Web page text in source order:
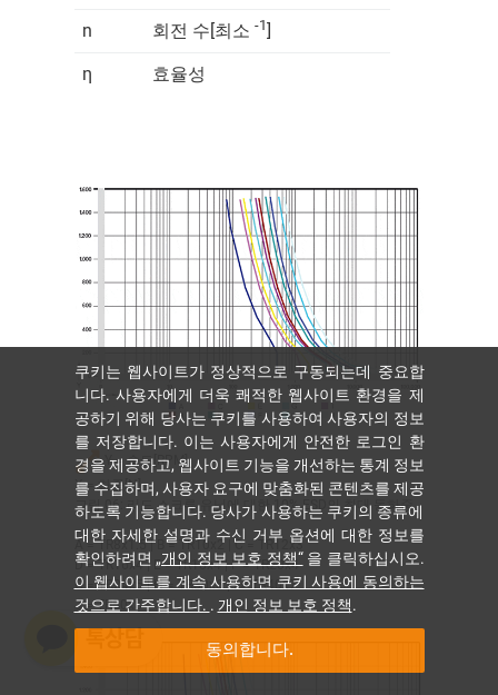
n 회전 수[최소 -1]
η 효율성
Y = 속도[RPM]
X = 하중[N]
그림 06: 리드 스크류 유닛에 대한 10% ESD의 최대 동하중
A = TR8x1.5 | B = TR10x2 | C = TR12x3
D = TR16x4 | E = TR18x4 | F = TR20x4
G = TR24x5 | H = TR30x6 | I = TR40x7
J = TR50x8
쿠키는 웹사이트가 정상적으로 구동되는데 중요합
니다. 사용자에게 더욱 쾌적한 웹사이트 환경을 제
공하기 위해 당사는 쿠키를 사용하여 사용자의 정보
를 저장합니다. 이는 사용자에게 안전한 로그인 환
경을 제공하고, 웹사이트 기능을 개선하는 통계 정보
를 수집하며, 사용자 요구에 맞춤화된 콘텐츠를 제공
하도록 기능합니다. 당사가 사용하는 쿠키의 종류에
대한 자세한 설명과 수신 거부 옵션에 대한 정보를
확인하려면 „개인 정보 보호 정책“을 클릭하십시오.
이 웹사이트를 계속 사용하면 쿠키 사용에 동의하는
것으로 간주합니다. . 개인 정보 보호 정책.
동의합니다.